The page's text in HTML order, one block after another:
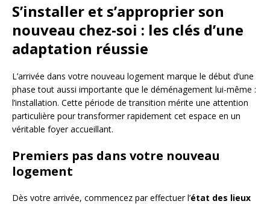
S’installer et s’approprier son
nouveau chez-soi : les clés d’une
adaptation réussie
L’arrivée dans votre nouveau logement marque le début d’une
phase tout aussi importante que le déménagement lui-même :
l’installation. Cette période de transition mérite une attention
particulière pour transformer rapidement cet espace en un
véritable foyer accueillant.
Premiers pas dans votre nouveau
logement
Dès votre arrivée, commencez par effectuer l’état des lieux